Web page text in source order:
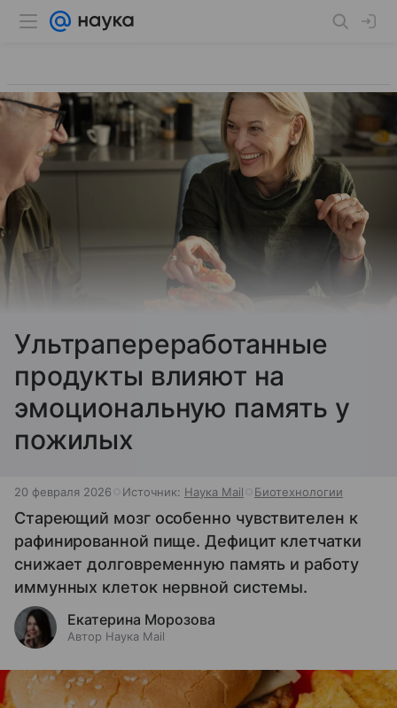
Ультрапереработанные
продукты влияют на
эмоциональную память у
пожилых
20 февраля 2026 Источник: Наука Mail Биотехнологии
Стареющий мозг особенно чувствителен к
рафинированной пище. Дефицит клетчатки
снижает долговременную память и работу
иммунных клеток нервной системы.
Екатерина Морозова
Автор Наука Mail